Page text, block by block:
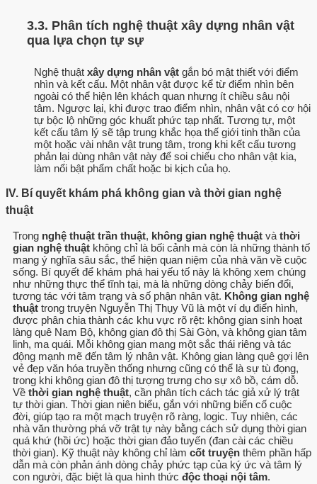
3.3. Phân tích nghệ thuật xây dựng nhân vật
qua lựa chọn tự sự
Nghệ thuật xây dựng nhân vật gắn bó mật thiết với điểm
nhìn và kết cấu. Một nhân vật được kể từ điểm nhìn bên
ngoài có thể hiện lên khách quan nhưng ít chiều sâu nội
tâm. Ngược lại, khi được trao điểm nhìn, nhân vật có cơ hội
tự bộc lộ những góc khuất phức tạp nhất. Tương tự, một
kết cấu tâm lý sẽ tập trung khắc họa thế giới tinh thần của
một hoặc vài nhân vật trung tâm, trong khi kết cấu tương
phản lại dùng nhân vật này để soi chiếu cho nhân vật kia,
làm nổi bật phẩm chất hoặc bi kịch của họ.
IV. Bí quyết khám phá không gian và thời gian nghệ
thuật
Trong nghệ thuật trần thuật, không gian nghệ thuật và thời
gian nghệ thuật không chỉ là bối cảnh mà còn là những thành tố
mang ý nghĩa sâu sắc, thể hiện quan niệm của nhà văn về cuộc
sống. Bí quyết để khám phá hai yếu tố này là không xem chúng
như những thực thể tĩnh tại, mà là những dòng chảy biến đổi,
tương tác với tâm trạng và số phận nhân vật. Không gian nghệ
thuật trong truyện Nguyễn Thị Thụy Vũ là một ví dụ điển hình,
được phân chia thành các khu vực rõ rệt: không gian sinh hoạt
làng quê Nam Bộ, không gian đô thị Sài Gòn, và không gian tâm
linh, ma quái. Mỗi không gian mang một sắc thái riêng và tác
động mạnh mẽ đến tâm lý nhân vật. Không gian làng quê gợi lên
vẻ đẹp văn hóa truyền thống nhưng cũng có thể là sự tù đọng,
trong khi không gian đô thị tượng trưng cho sự xô bồ, cám dỗ.
Về thời gian nghệ thuật, cần phân tích cách tác giả xử lý trật
tự thời gian. Thời gian niên biểu, gắn với những biến cố cuộc
đời, giúp tạo ra một mạch truyện rõ ràng, logic. Tuy nhiên, các
nhà văn thường phá vỡ trật tự này bằng cách sử dụng thời gian
quá khứ (hồi ức) hoặc thời gian đảo tuyến (đan cài các chiều
thời gian). Kỹ thuật này không chỉ làm cốt truyện thêm phần hấp
dẫn mà còn phản ánh dòng chảy phức tạp của ký ức và tâm lý
con người, đặc biệt là qua hình thức độc thoại nội tâm.